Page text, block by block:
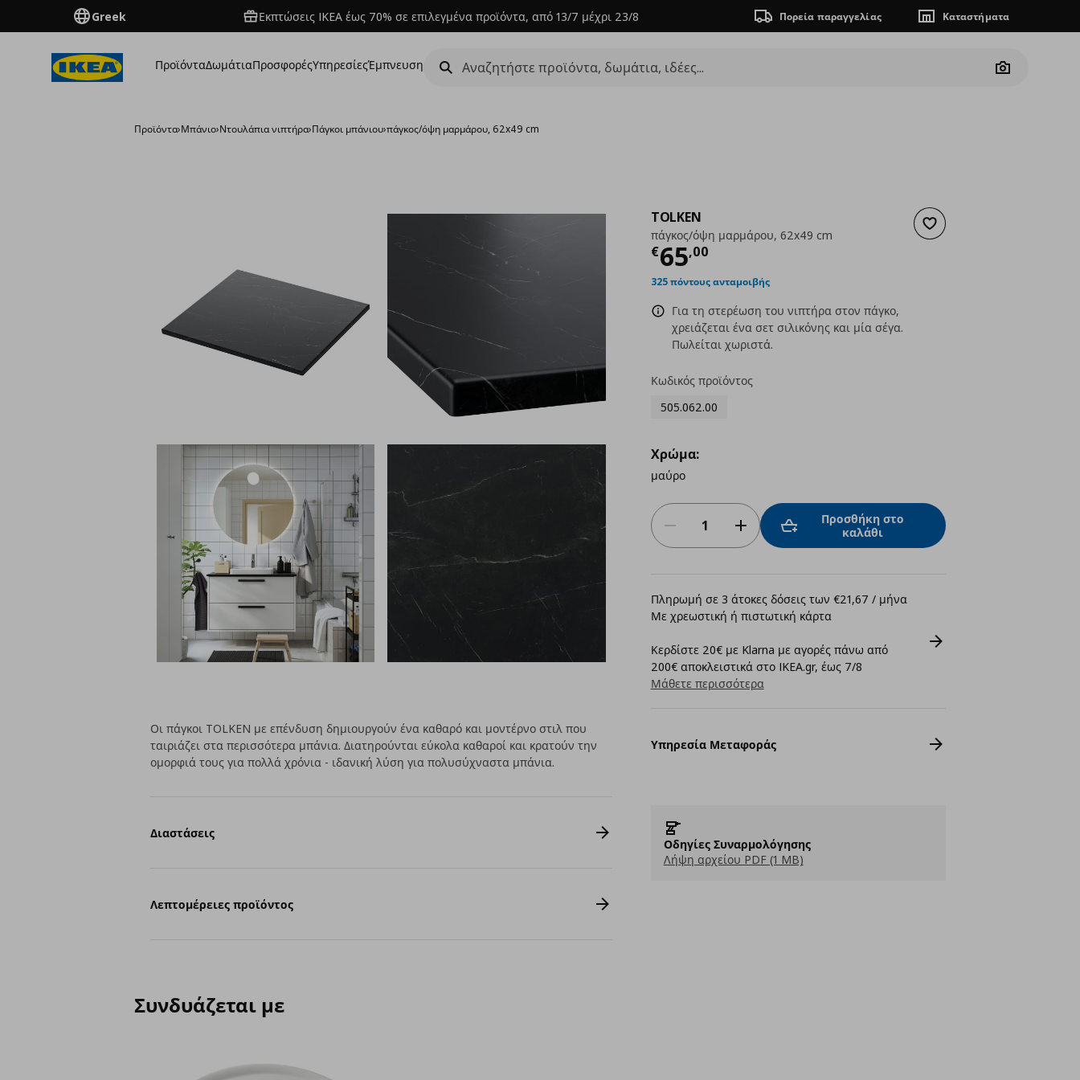
Greek Εκπτώσεις IKEA έως 70% σε επιλεγμένα προϊόντα, από 13/7 μέχρι 23/8 Πορεία παραγγελίας Καταστήματα
ΠροϊόνταΔωμάτιαΠροσφορέςΥπηρεσίεςΈμπνευση
Camera
Προϊόντα›Μπάνιο›Ντουλάπια νιπτήρα›Πάγκοι μπάνιου›πάγκος/όψη μαρμάρου, 62x49 cm
Προσθήκη στα αγαπημένα
TOLKEN
πάγκος/όψη μαρμάρου, 62x49 cm
€65,00
Τρέχουσα τιμή
325 πόντους ανταμοιβής
Για τη στερέωση του νιπτήρα στον πάγκο,
χρειάζεται ένα σετ σιλικόνης και μία σέγα.
Πωλείται χωριστά.
Κωδικός προϊόντος
505.062.00
Χρώμα:
μαύρο
Προσθήκη στο
καλάθι
Πληρωμή σε 3 άτοκες δόσεις των €21,67 / μήνα
Με χρεωστική ή πιστωτική κάρτα
Κερδίστε 20€ με Klarna με αγορές πάνω από
200€ αποκλειστικά στο IKEA.gr, έως 7/8
Μάθετε περισσότερα
Υπηρεσία Μεταφοράς
Οδηγίες Συναρμολόγησης
Λήψη αρχείου PDF (1 MB)
Οι πάγκοι TOLKEN με επένδυση δημιουργούν ένα καθαρό και μοντέρνο στιλ που
ταιριάζει στα περισσότερα μπάνια. Διατηρούνται εύκολα καθαροί και κρατούν την
ομορφιά τους για πολλά χρόνια - ιδανική λύση για πολυσύχναστα μπάνια.
Διαστάσεις
Λεπτομέρειες προϊόντος
Συνδυάζεται με